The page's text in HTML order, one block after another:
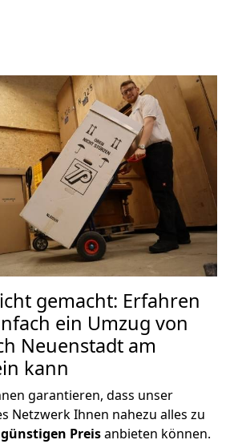
gemacht: Erfahren
ein Umzug von
Neuenstadt am
kann
garantieren, dass unser
Netzwerk Ihnen nahezu alles zu
Preisanbieten können.